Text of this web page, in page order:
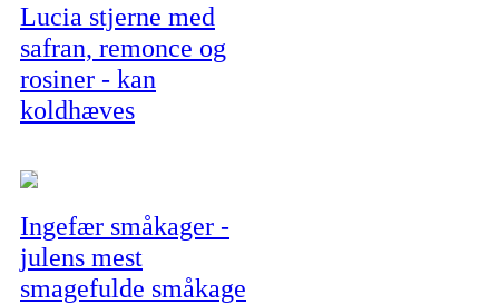
Lucia stjerne med
safran, remonce og
rosiner - kan
koldhæves
Ingefær småkager -
julens mest
smagefulde småkage